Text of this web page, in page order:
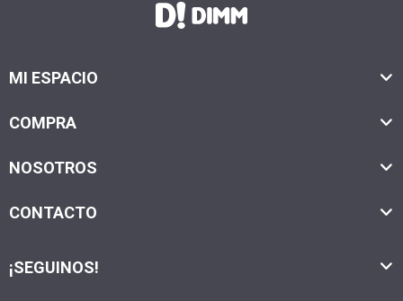
MI ESPACIO
COMPRA
NOSOTROS
CONTACTO
¡SEGUINOS!